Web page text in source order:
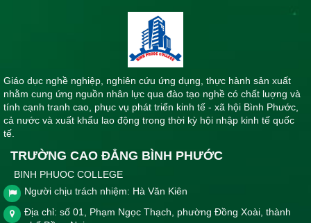
Giáo dục nghề nghiệp, nghiên cứu ứng dụng, thực hành sản xuất
nhằm cung ứng nguồn nhân lực qua đào tạo nghề có chất luợng và
tính cạnh tranh cao, phục vụ phát triển kinh tế - xã hội Bình Phước,
cả nước và xuất khẩu lao động trong thời kỳ hội nhập kinh tế quốc
tế.
TRƯỜNG CAO ĐẲNG BÌNH PHƯỚC
BINH PHUOC COLLEGE
Người chịu trách nhiệm: Hà Văn Kiên
Địa chỉ: số 01, Phạm Ngọc Thạch, phường Đồng Xoài, thành